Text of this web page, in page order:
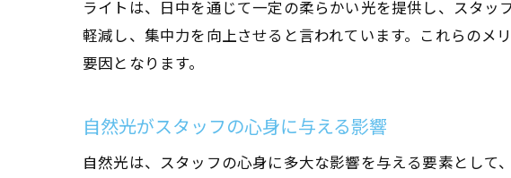
大阪府特有
スタッフの生産
オフィス内
ライトは、日中を通じて一定の柔らかい光を提供し、スタ
軽減し、集中力を向上させると言われています。これらの
要因となります。
自然光がスタッフの心身に与える影響
自然光は、スタッフの心身に多大な影響を与える要素とし